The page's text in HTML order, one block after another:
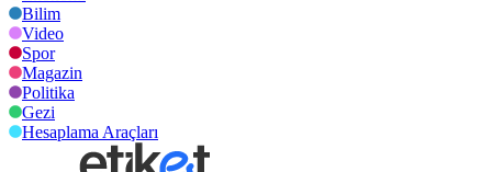
Bilim
Video
Spor
Magazin
Politika
Gezi
Hesaplama Araçları